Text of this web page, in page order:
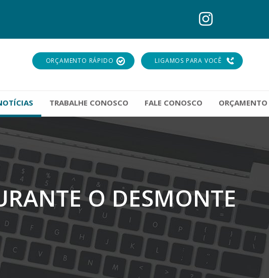
ORÇAMENTO RÁPIDO LIGAMOS PARA VOCÊ
TRABALHE CONOSCO FALE CONOSCO ORÇAMENTO
O DESMONTE